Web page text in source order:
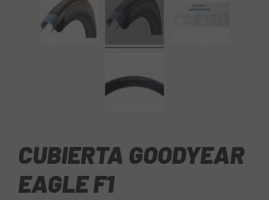
CUBIERTA GOODYEAR
EAGLE F1